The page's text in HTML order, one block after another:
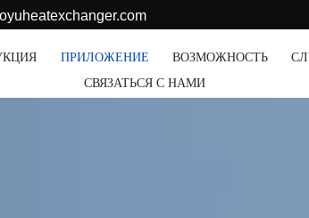
ПРИЛОЖЕНИЕ ВОЗМОЖНОСТЬ
СВЯЗАТЬСЯ С НАМИ